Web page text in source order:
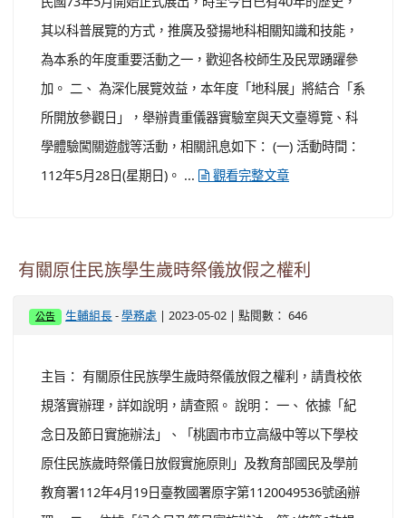
領域教師報名參加，透過工作坊活動，引領教師能靈活運
用《美感學習指引》融入學校本位課程中，故辦理此次活
動。 ...
觀看完整文章
台師大地球科學系擬訂於今(112)年5月28日(星期
教務處課務幹事-活動與競賽| 2023-05-02 | 點閱數： 319
一、 本校地球科學系成立於民國73年，為臺灣首創且唯一
民國73年5月開始正式展出，時至今日已有40年的歷史，
其以科普展覽的方式，推廣及發揚地科相關知識和技能，
為本系的年度重要活動之一，歡迎各校師生及民眾踴躍參
加。 二、 為深化展覽效益，本年度「地科展」將結合「系
所開放參觀日」，舉辦貴重儀器實驗室與天文臺導覽、科